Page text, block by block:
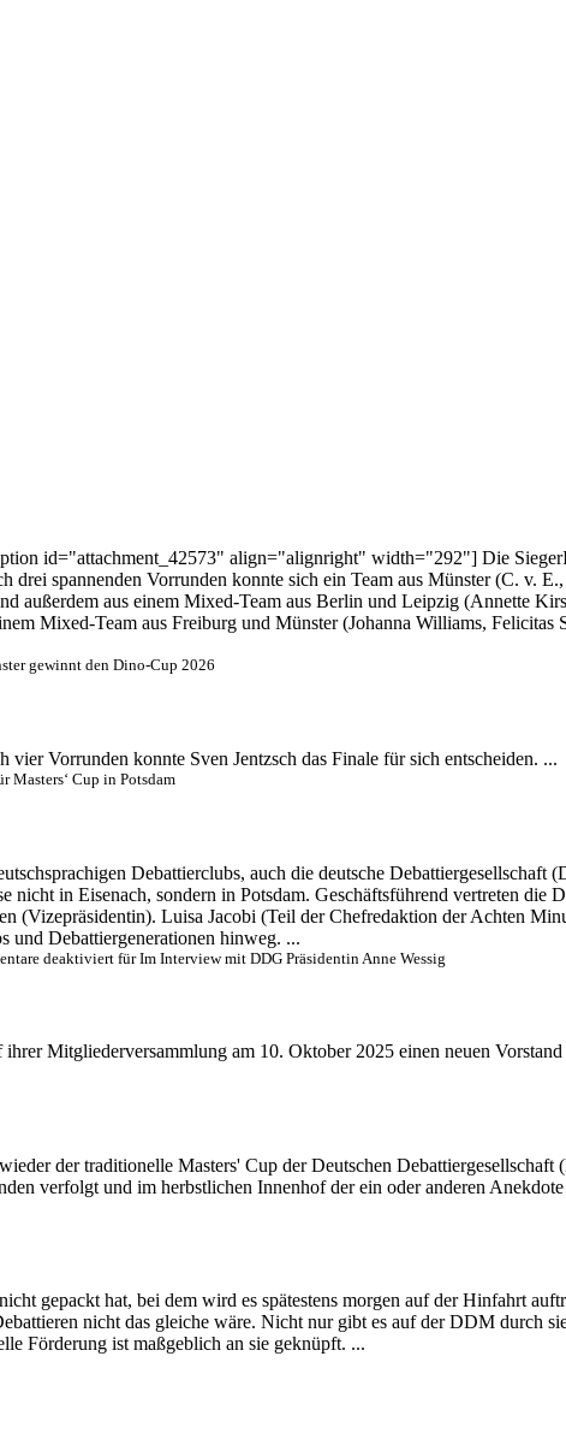
id="attachment_42573" align="alignright" width="292"] Die
spannenden Vorrunden konnte sich ein Team aus Münster (C. v.
außerdem aus einem Mixed-Team aus Berlin und Leipzig (Annette
Mixed-Team aus Freiburg und Münster (Johanna Williams,
gewinnt den Dino-Cup 2026
Vorrunden konnte Sven Jentzsch das Finale für sich entscheiden. ...
Masters‘ Cup in Potsdam
Debattierclubs, auch die deutsche Debattiergesellschaft
in Eisenach, sondern in Potsdam. Geschäftsführend vertreten die
(Vizepräsidentin). Luisa Jacobi (Teil der Chefredaktion der Achten
und Debattiergenerationen hinweg. ...
deaktiviert für Im Interview mit DDG Präsidentin Anne Wessig
Mitgliederversammlung am 10. Oktober 2025 einen neuen
der traditionelle Masters' Cup der Deutschen
verfolgt und im herbstlichen Innenhof der ein oder anderen
gepackt hat, bei dem wird es spätestens morgen auf der Hinfahrt
nicht das gleiche wäre. Nicht nur gibt es auf der DDM durch
Förderung ist maßgeblich an sie geknüpft. ...